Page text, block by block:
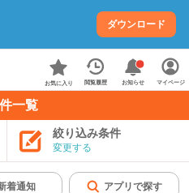
ダウンロード
お気に入り 閲覧履歴 お知らせ マイページ
一覧
絞り込み条件
変更する
着通知 アプリで探す